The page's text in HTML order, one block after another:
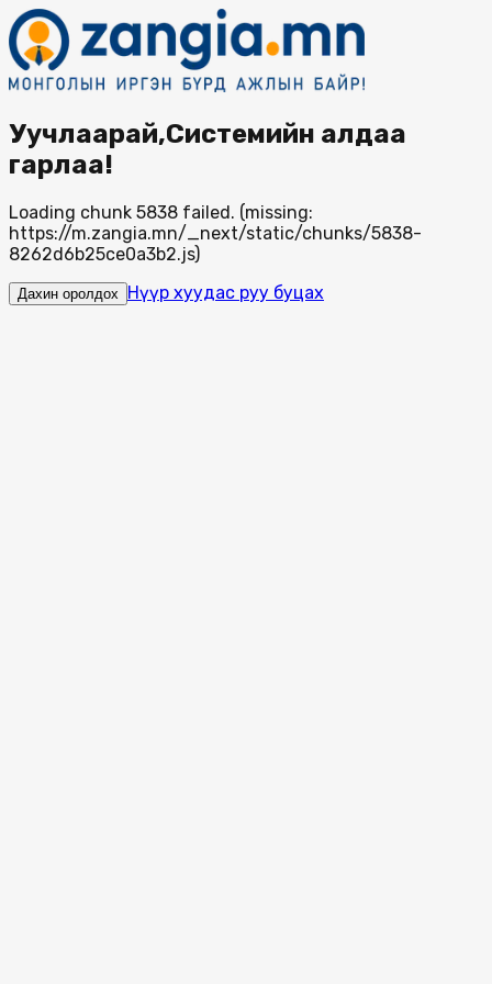
Уучлаарай,Системийн алдаа
гарлаа!
Loading chunk 5838 failed. (missing:
https://m.zangia.mn/_next/static/chunks/5838-
8262d6b25ce0a3b2.js)
Дахин оролдох Нүүр хуудас руу буцах